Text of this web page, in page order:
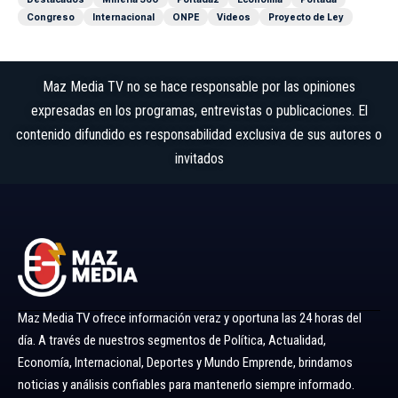
Congreso
Internacional ONPE Videos Proyecto de Ley
Maz Media TV no se hace responsable por las opiniones
expresadas en los programas, entrevistas o publicaciones. El
contenido difundido es responsabilidad exclusiva de sus autores o
invitados
Maz Media TV ofrece información veraz y oportuna las 24 horas del
día. A través de nuestros segmentos de Política, Actualidad,
Economía, Internacional, Deportes y Mundo Emprende, brindamos
noticias y análisis confiables para mantenerlo siempre informado.